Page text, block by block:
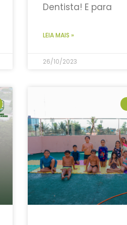
Dentista! E para
LEIA MAIS »
26/10/2023